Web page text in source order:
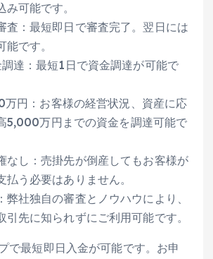
み可能です。
査：最短即日で審査完了。翌日には
能です。
達：最短1日で資金調達が可能で
円：お客様の経営状況、資産に応
5,000万円までの資金を調達可能で
なし：売掛先が倒産してもお客様が
払う必要はありません。
弊社独自の審査とノウハウにより、
引先に知られずにご利用可能です。
で最短即日入金が可能です。お申